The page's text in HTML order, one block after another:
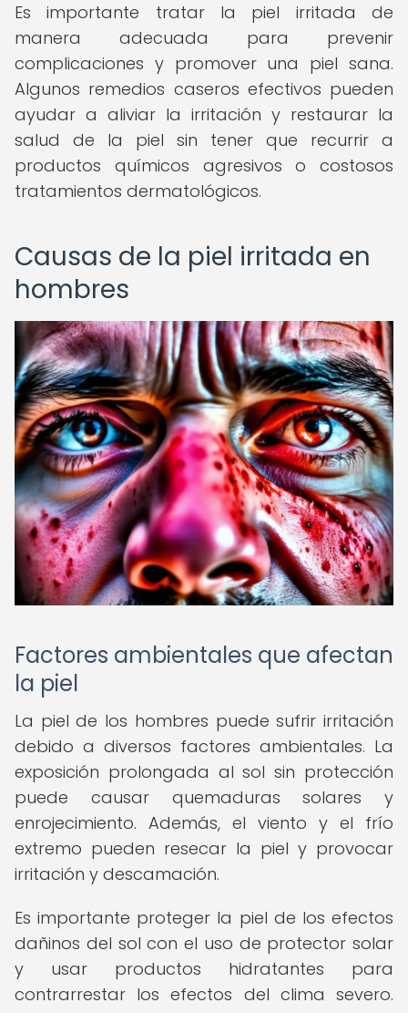
Es importante tratar la piel irritada de
manera adecuada para prevenir
complicaciones y promover una piel sana.
Algunos remedios caseros efectivos pueden
ayudar a aliviar la irritación y restaurar la
salud de la piel sin tener que recurrir a
productos químicos agresivos o costosos
tratamientos dermatológicos.
Causas de la piel irritada en
hombres
Factores ambientales que afectan
la piel
La piel de los hombres puede sufrir irritación
debido a diversos factores ambientales. La
exposición prolongada al sol sin protección
puede causar quemaduras solares y
enrojecimiento. Además, el viento y el frío
extremo pueden resecar la piel y provocar
irritación y descamación.
Es importante proteger la piel de los efectos
dañinos del sol con el uso de protector solar
y usar productos hidratantes para
contrarrestar los efectos del clima severo.